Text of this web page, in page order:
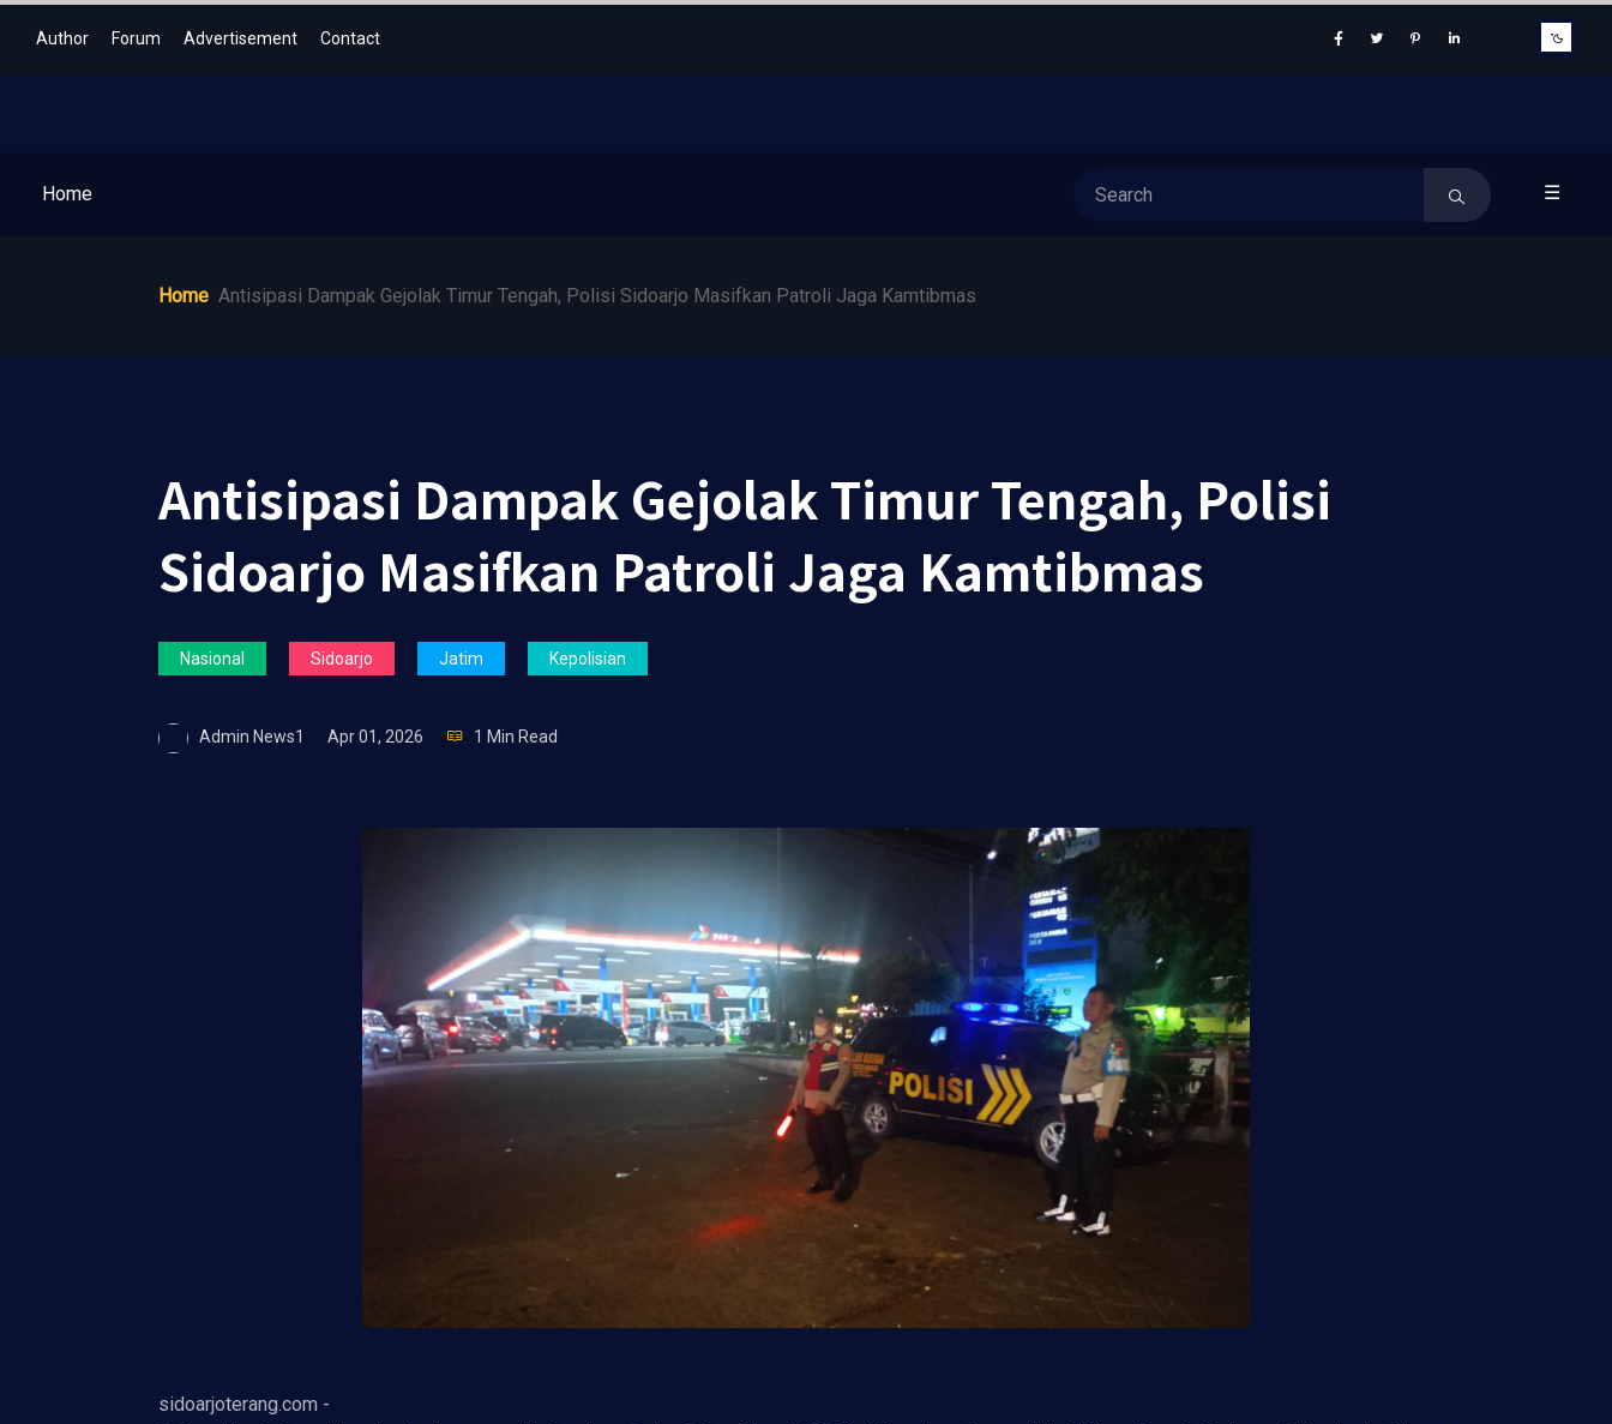
Author Forum Advertisement Contact
Home ☰
Home Antisipasi Dampak Gejolak Timur Tengah, Polisi Sidoarjo Masifkan Patroli Jaga Kamtibmas
Antisipasi Dampak Gejolak Timur Tengah, Polisi
Sidoarjo Masifkan Patroli Jaga Kamtibmas
Nasional Sidoarjo Jatim Kepolisian
Admin News1 Apr 01, 2026 1 Min Read
sidoarjoterang.com -